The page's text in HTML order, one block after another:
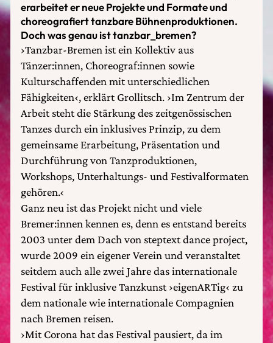
erarbeitet er neue Projekte und Formate und
choreografiert tanzbare Bühnenproduktionen.
Doch was genau ist tanzbar_bremen?
›Tanzbar-Bremen ist ein Kollektiv aus
Tänzer:innen, Choreograf:innen sowie
Kulturschaffenden mit unterschiedlichen
Fähigkeiten‹, erklärt Grollitsch. ›Im Zentrum der
Arbeit steht die Stärkung des zeitgenössischen
Tanzes durch ein inklusives Prinzip, zu dem
gemeinsame Erarbeitung, Präsentation und
Durchführung von Tanzproduktionen,
Workshops, Unterhaltungs- und Festivalformaten
gehören.‹
Ganz neu ist das Projekt nicht und viele
Bremer:innen kennen es, denn es entstand bereits
2003 unter dem Dach von steptext dance project,
wurde 2009 ein eigener Verein und veranstaltet
seitdem auch alle zwei Jahre das internationale
Festival für inklusive Tanzkunst ›eigenARTig‹ zu
dem nationale wie internationale Compagnien
nach Bremen reisen.
›Mit Corona hat das Festival pausiert, da im